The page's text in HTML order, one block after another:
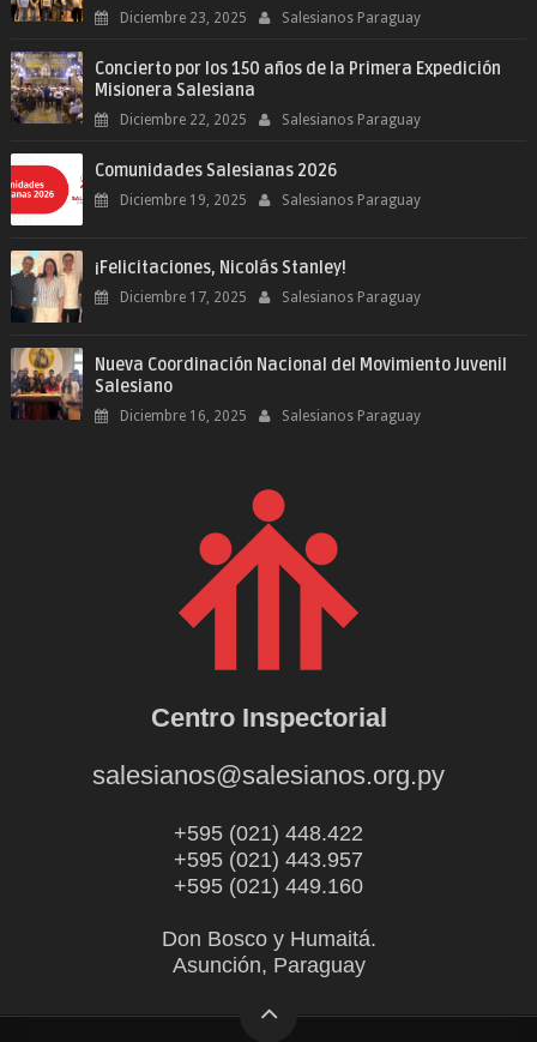
Diciembre 23, 2025 Salesianos Paraguay
Concierto por los 150 años de la Primera Expedición
Misionera Salesiana
Diciembre 22, 2025 Salesianos Paraguay
Comunidades Salesianas 2026
Diciembre 19, 2025 Salesianos Paraguay
¡Felicitaciones, Nicolás Stanley!
Diciembre 17, 2025 Salesianos Paraguay
Nueva Coordinación Nacional del Movimiento Juvenil
Salesiano
Diciembre 16, 2025 Salesianos Paraguay
Centro Inspectorial
salesianos@salesianos.org.py
+595 (021) 448.422
+595 (021) 443.957
+595 (021) 449.160
Don Bosco y Humaitá.
Asunción, Paraguay